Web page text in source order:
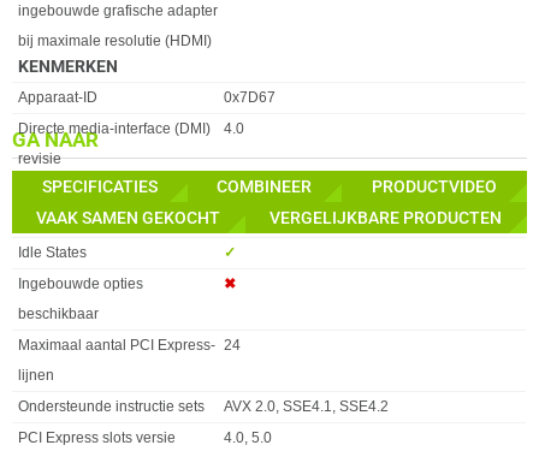
GA NAAR
SPECIFICATIES COMBINEER
PRODUCTVIDEO
VAAK SAMEN GEKOCHT
VERGELIJKBARE PRODUCTEN
ingebouwde grafische adapter
bij maximale resolutie (HDMI)
KENMERKEN
Eigenschap
Apparaat-ID
0x7D67
Directe media-interface (DMI)
revisie
4.0
Execute Disable Bit
✓︎
Gebruiksvoorwaarden
Workstation, PC/Client/Tablet
Idle States
✓︎
Ingebouwde opties
beschikbaar
✖︎
Maximaal aantal PCI Express-
lijnen
24
Ondersteunde instructie sets
AVX 2.0, SSE4.1, SSE4.2
PCI Express slots versie
4.0, 5.0